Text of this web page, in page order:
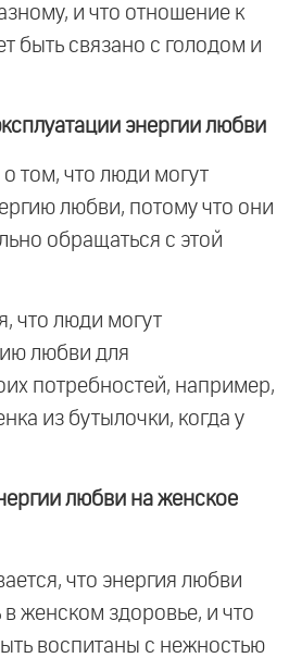
и что отношение к
быть связано с голодом и
энергии любви
о том, что люди могут
любви, потому что они
обращаться с этой
что люди могут
любви для
потребностей, например,
из бутылочки, когда у
любви на женское
что энергия любви
женском здоровье, и что
воспитаны с нежностью